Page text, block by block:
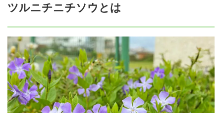
ツルニチニチソウとは